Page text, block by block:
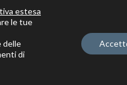
estesa
le tue
delle
di